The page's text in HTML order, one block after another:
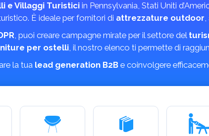
e Villaggi Turistici in Pennsylvania, Stati Uniti
È ideale per fornitori di attrezzature outdoor,
, puoi creare campagne mirate per il settore del
per ostelli, il nostro elenco ti permette di
la tua lead generation B2B e coinvolgere